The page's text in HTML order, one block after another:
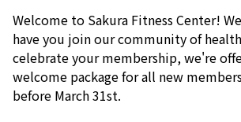
Welcome to Sakura Fitness Center!
have you join our community of
celebrate your membership, we're
welcome package for all new
before March 31st.